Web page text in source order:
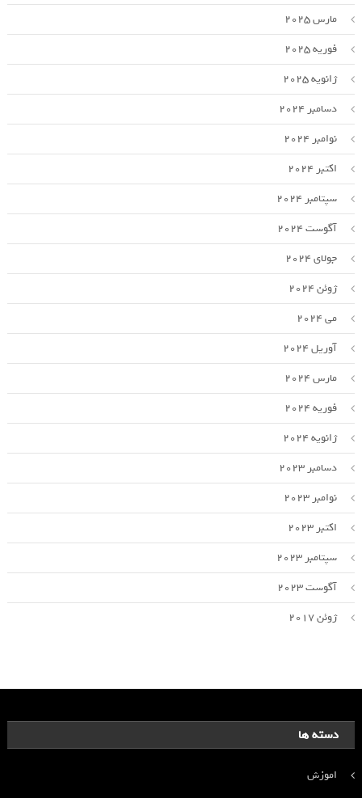
مارس 2025
فوریه 2025
ژانویه 2025
دسامبر 2024
نوامبر 2024
اکتبر 2024
سپتامبر 2024
آگوست 2024
جولای 2024
ژوئن 2024
می 2024
آوریل 2024
مارس 2024
فوریه 2024
ژانویه 2024
دسامبر 2023
نوامبر 2023
اکتبر 2023
سپتامبر 2023
آگوست 2023
ژوئن 2017
دسته ها
اموزش